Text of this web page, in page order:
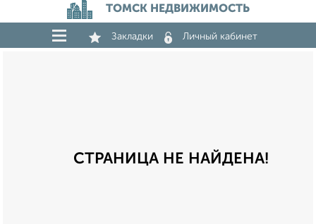
ТОМСК НЕДВИЖИМОСТЬ
Закладки Личный кабинет
СТРАНИЦА НЕ НАЙДЕНА!